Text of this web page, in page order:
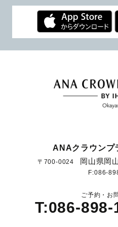
ANAクラウンプ
〒700-0024 岡山県岡
F:086-
ご予約・お
T:086-898-